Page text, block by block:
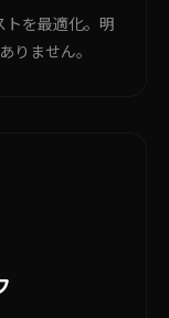
トを最適化。明
りません。